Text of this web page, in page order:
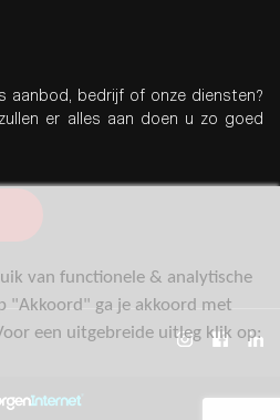
aanbod, bedrijf of onze diensten?
er alles aan doen u zo goed
van functionele & analytische
"Akkoord" ga je akkoord met
een uitgebreide uitleg klik op: